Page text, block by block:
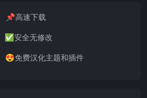
📌高速下载
安全无修改
免费汉化主题和插件